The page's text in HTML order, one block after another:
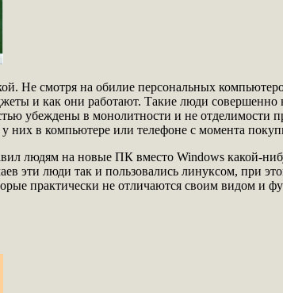
Не смотря на обилие персональных
и как они работают. Такие люди
убеждены в монолитности и не отделимости
них в компьютере или телефоне с момента
людям на новые ПК вместо Windows какой-
эти люди так и пользовались линуксом, при
практически не отличаются своим видом и